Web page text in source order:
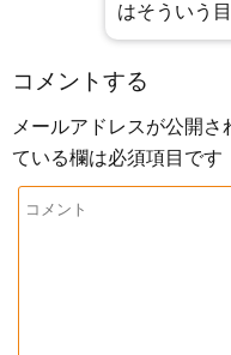
はそういう
コメントする
メールアドレスが公開さ
ている欄は必須項目です